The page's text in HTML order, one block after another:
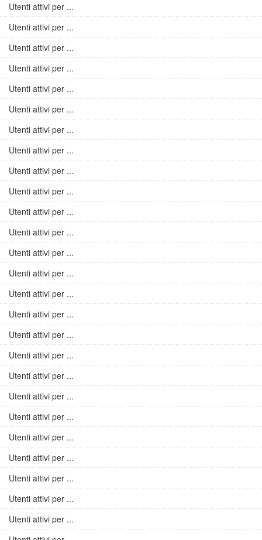
Utenti attivi per ...
Utenti attivi per ...
Utenti attivi per ...
Utenti attivi per ...
Utenti attivi per ...
Utenti attivi per ...
Utenti attivi per ...
Utenti attivi per ...
Utenti attivi per ...
Utenti attivi per ...
Utenti attivi per ...
Utenti attivi per ...
Utenti attivi per ...
Utenti attivi per ...
Utenti attivi per ...
Utenti attivi per ...
Utenti attivi per ...
Utenti attivi per ...
Utenti attivi per ...
Utenti attivi per ...
Utenti attivi per ...
Utenti attivi per ...
Utenti attivi per ...
Utenti attivi per ...
Utenti attivi per ...
Utenti attivi per ...